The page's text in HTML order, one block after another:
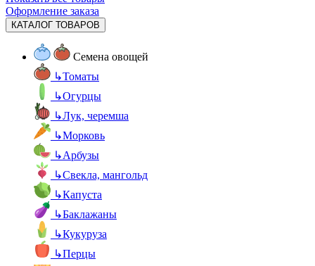
Оформление заказа
КАТАЛОГ ТОВАРОВ
Семена овощей
↳Томаты
↳Огурцы
↳Лук, черемша
↳Морковь
↳Арбузы
↳Свекла, мангольд
↳Капуста
↳Баклажаны
↳Кукуруза
↳Перцы